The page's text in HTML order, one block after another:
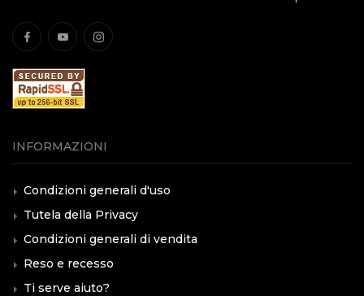
INFORMAZIONI
Condizioni generali d'uso
Tutela della Privacy
Condizioni generali di vendita
Reso e recesso
Ti serve aiuto?